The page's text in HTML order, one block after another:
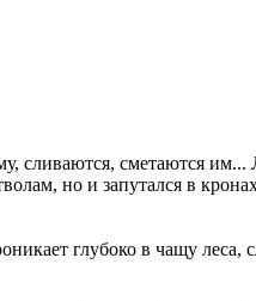
сливаются, сметаются
но и запутался в
глубоко в чащу